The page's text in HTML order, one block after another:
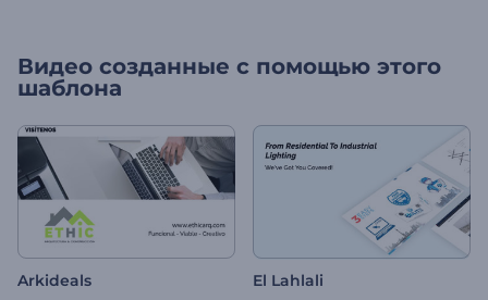
Видео созданные с помощью этого
шаблона
Arkideals El Lahlali